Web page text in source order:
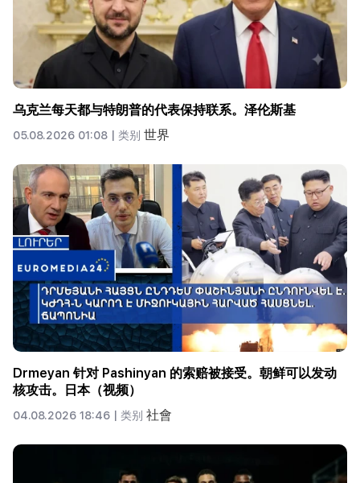
乌克兰每天都与特朗普的代表保持联系。泽伦斯基
05.08.2026 01:08 | 类别 世界
Drmeyan 针对 Pashinyan 的索赔被接受。朝鲜可以发动
核攻击。日本（视频）
04.08.2026 18:46 | 类别 社會